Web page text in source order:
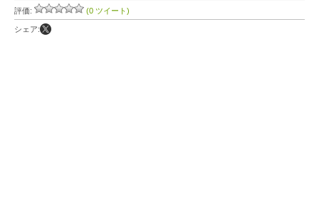
評価: (0 ツイート)
シェア: